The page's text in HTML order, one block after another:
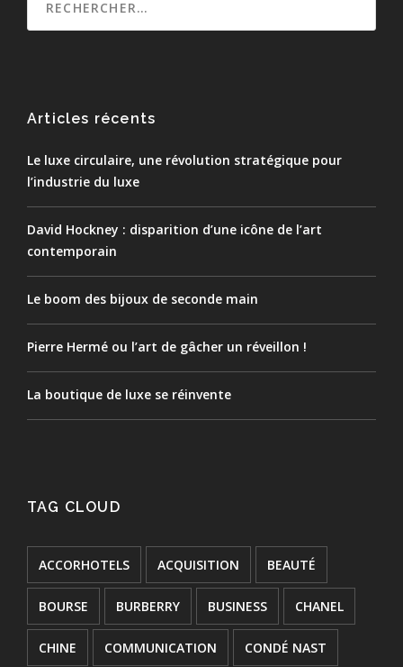
Articles récents
Le luxe circulaire, une révolution stratégique pour
l’industrie du luxe
David Hockney : disparition d’une icône de l’art
contemporain
Le boom des bijoux de seconde main
Pierre Hermé ou l’art de gâcher un réveillon !
La boutique de luxe se réinvente
TAG CLOUD
ACCORHOTELS ACQUISITION BEAUTÉ
BOURSE BURBERRY BUSINESS CHANEL
CHINE COMMUNICATION CONDÉ NAST